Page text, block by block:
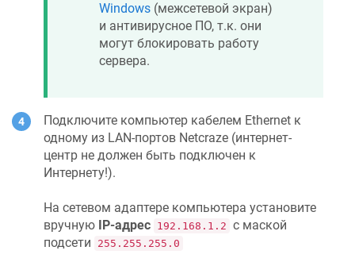
Windows (межсетевой экран)
и антивирусное ПО, т.к. они
могут блокировать работу
сервера.
Подключите компьютер кабелем Ethernet к
одному из LAN-портов Netcraze (интернет-
центр не должен быть подключен к
Интернету!).
На сетевом адаптере компьютера установите
вручную IP-адрес 192.168.1.2 с маской
подсети
255.255.255.0